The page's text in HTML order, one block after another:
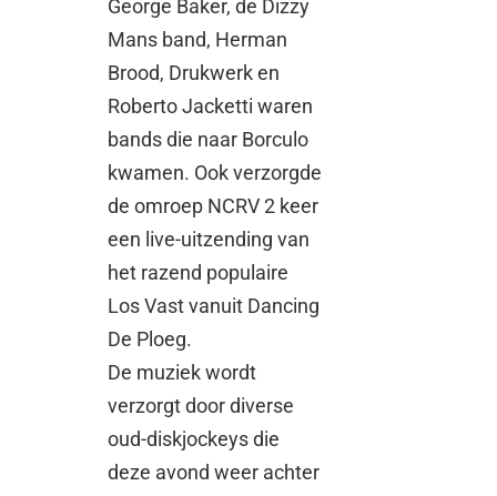
George Baker, de Dizzy
Mans band, Herman
Brood, Drukwerk en
Roberto Jacketti waren
bands die naar Borculo
kwamen. Ook verzorgde
de omroep NCRV 2 keer
een live-uitzending van
het razend populaire
Los Vast vanuit Dancing
De Ploeg.
De muziek wordt
verzorgt door diverse
oud-diskjockeys die
deze avond weer achter